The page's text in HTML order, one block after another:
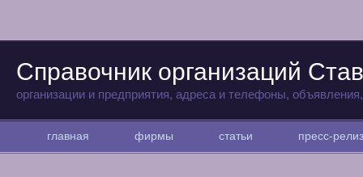
Справочник организаций
организации и предприятия, адреса и телефоны,
главная фирмы статьи пресс-